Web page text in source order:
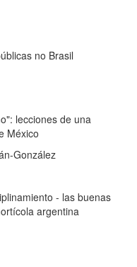
no Brasil
lecciones de una
México
González
- las buenas
argentina